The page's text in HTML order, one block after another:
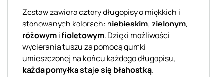
Zestaw zawiera cztery długopisy o miękkich i
stonowanych kolorach: niebieskim, zielonym,
różowymifioletowym. Dzięki możliwości
wycierania tuszu za pomocą gumki
umieszczonej na końcu każdego długopisu,
każda pomyłka staje się błahostką.